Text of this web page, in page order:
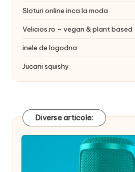
Sloturi online inca la moda
Velicios.ro – vegan & plant based
inele de logodna
Jucarii squishy
Diverse articole: